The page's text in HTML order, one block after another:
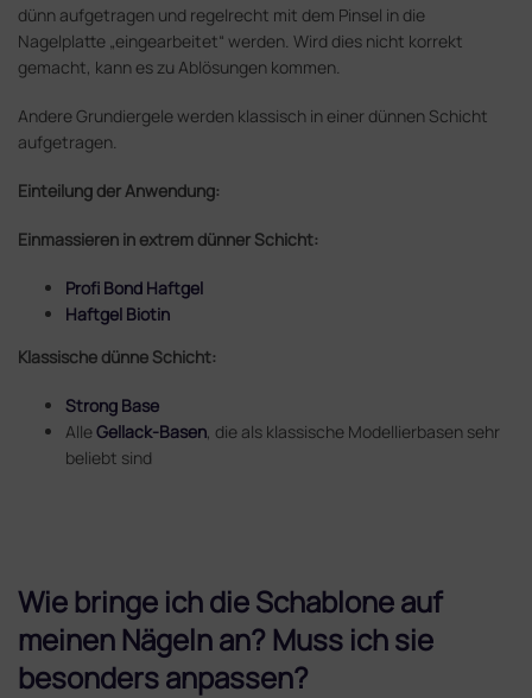
dünn aufgetragen und regelrecht mit dem Pinsel in die
Nagelplatte „eingearbeitet“ werden. Wird dies nicht korrekt
gemacht, kann es zu Ablösungen kommen.
Andere Grundiergele werden klassisch in einer dünnen Schicht
aufgetragen.
Einteilung der Anwendung:
Einmassieren in extrem dünner Schicht:
Profi Bond Haftgel
Haftgel Biotin
Klassische dünne Schicht:
Strong Base
AlleGellack-Basen, die als klassische Modellierbasen sehr
beliebt sind
Wie bringe ich die Schablone auf
meinen Nägeln an? Muss ich sie
besonders anpassen?